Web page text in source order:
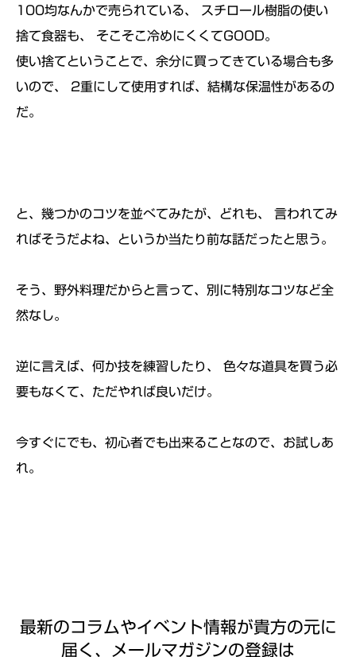
100均なんかで売られている、 スチロール樹脂の使い
捨て食器も、 そこそこ冷めにくくてGOOD。
使い捨てということで、余分に買ってきている場合も多
いので、 2重にして使用すれば、結構な保温性があるの
だ。
と、幾つかのコツを並べてみたが、どれも、 言われてみ
ればそうだよね、というか当たり前な話だったと思う。
そう、野外料理だからと言って、別に特別なコツなど全
然なし。
逆に言えば、何か技を練習したり、 色々な道具を買う必
要もなくて、ただやれば良いだけ。
今すぐにでも、初心者でも出来ることなので、お試しあ
れ。
最新のコラムやイベント情報が貴方の元に
届く、メールマガジンの登録は